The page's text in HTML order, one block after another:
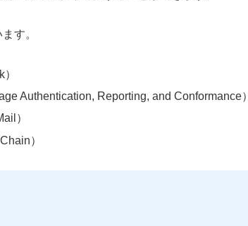
す。
Authentication, Reporting, and Conformance）
）
）